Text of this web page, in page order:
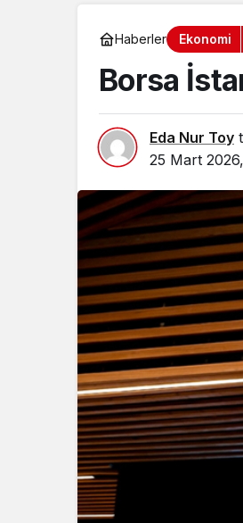
Haberler Ekonomi
Borsa
Eda Nur Toy
25 Mart